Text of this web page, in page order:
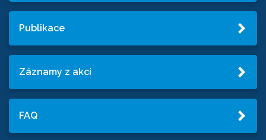
Publikace
Záznamy z akcí
FAQ